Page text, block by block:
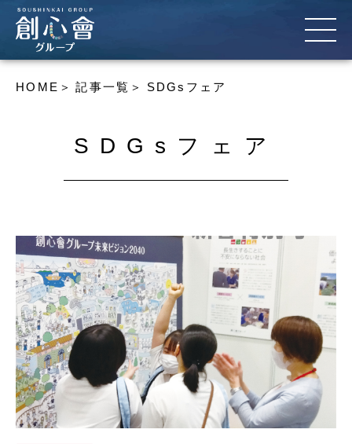
HOME 記事一覧 SDGsフェア
SDGsフェア